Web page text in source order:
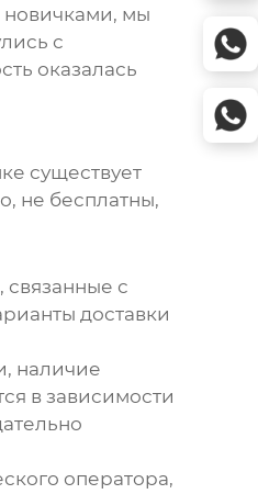
новичками, мы
с
оказалась
существует
не бесплатны,
с
доставки
наличие
в зависимости
оператора,